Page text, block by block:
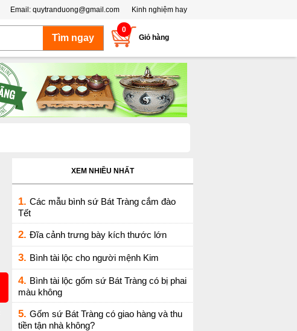
Email: quytranduong@gmail.com Kinh nghiệm hay
0
Giỏ hàng
XEM NHIỀU NHẤT
1. Các mẫu bình sứ Bát Tràng cắm đào
Tết
2. Đĩa cảnh trưng bày kích thước lớn
3. Bình tài lộc cho người mệnh Kim
4. Bình tài lộc gốm sứ Bát Tràng có bị phai
màu không
5. Gốm sứ Bát Tràng có giao hàng và thu
tiền tận nhà không?